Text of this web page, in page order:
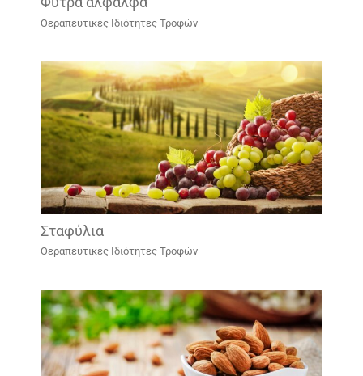
Θεραπευτικές Ιδιότητες Τροφών
Σταφύλια
Θεραπευτικές Ιδιότητες Τροφών